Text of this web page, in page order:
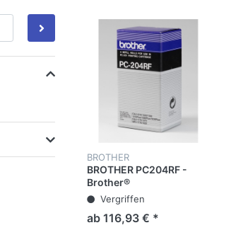
BROTHER
BROTHER PC204RF -
Brother®
Thermotransferband,
PC-204RF, Schwarz, 420
Seiten, 4 Stück
Vergriffen
ab 116,93 € *